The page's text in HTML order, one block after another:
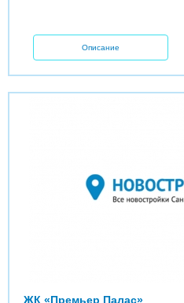
Описание
ЖК «Премьер Палас»